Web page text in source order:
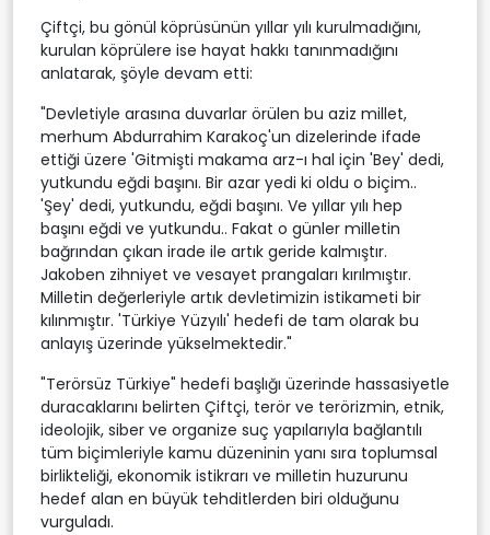
Çiftçi, bu gönül köprüsünün yıllar yılı kurulmadığını,
kurulan köprülere ise hayat hakkı tanınmadığını
anlatarak, şöyle devam etti:
"Devletiyle arasına duvarlar örülen bu aziz millet,
merhum Abdurrahim Karakoç'un dizelerinde ifade
ettiği üzere 'Gitmişti makama arz-ı hal için 'Bey' dedi,
yutkundu eğdi başını. Bir azar yedi ki oldu o biçim..
'Şey' dedi, yutkundu, eğdi başını. Ve yıllar yılı hep
başını eğdi ve yutkundu.. Fakat o günler milletin
bağrından çıkan irade ile artık geride kalmıştır.
Jakoben zihniyet ve vesayet prangaları kırılmıştır.
Milletin değerleriyle artık devletimizin istikameti bir
kılınmıştır. 'Türkiye Yüzyılı' hedefi de tam olarak bu
anlayış üzerinde yükselmektedir."
"Terörsüz Türkiye" hedefi başlığı üzerinde hassasiyetle
duracaklarını belirten Çiftçi, terör ve terörizmin, etnik,
ideolojik, siber ve organize suç yapılarıyla bağlantılı
tüm biçimleriyle kamu düzeninin yanı sıra toplumsal
birlikteliği, ekonomik istikrarı ve milletin huzurunu
hedef alan en büyük tehditlerden biri olduğunu
vurguladı.